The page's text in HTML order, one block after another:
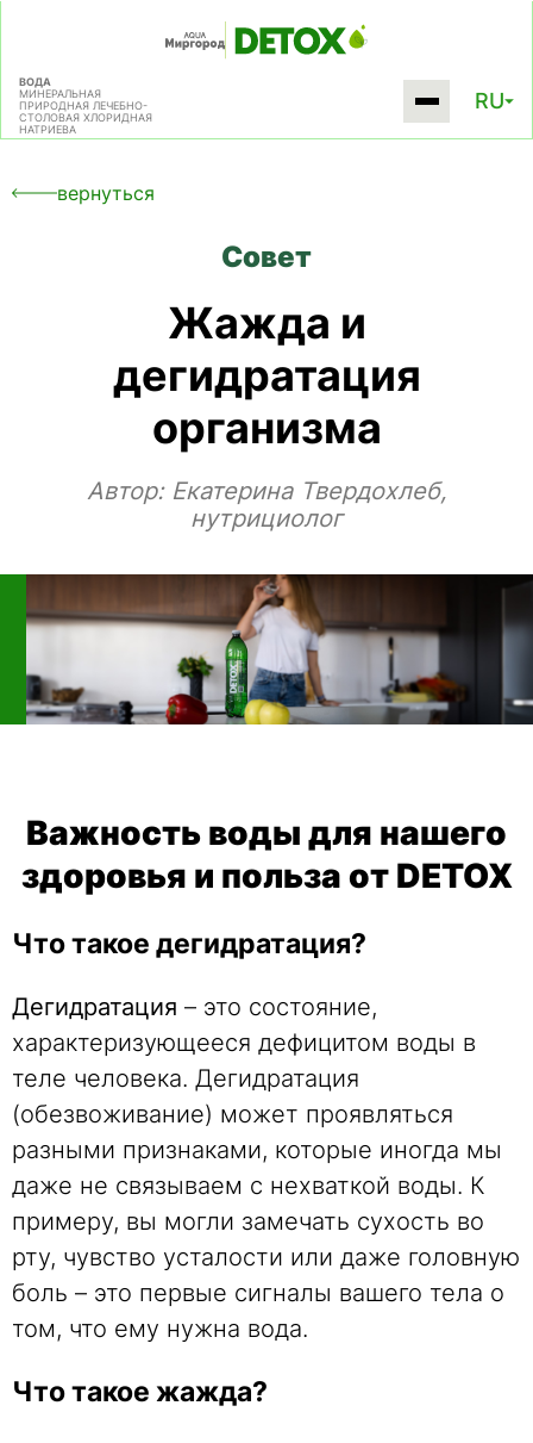
ВОДА
МИНЕРАЛЬНАЯ
ПРИРОДНАЯ ЛЕЧЕБНО-
СТОЛОВАЯ ХЛОРИДНАЯ
НАТРИЕВА
RU
вернуться
Совет
Жажда и
дегидратация
организма
Автор:Екатерина Твердохлеб,
нутрициолог
Важность воды для нашего
здоровья и польза от DETOX
Что такое дегидратация?
Дегидратация – это состояние,
характеризующееся дефицитом воды в
теле человека. Дегидратация
(обезвоживание) может проявляться
разными признаками, которые иногда мы
даже не связываем с нехваткой воды. К
примеру, вы могли замечать сухость во
рту, чувство усталости или даже головную
боль – это первые сигналы вашего тела о
том, что ему нужна вода.
Что такое жажда?